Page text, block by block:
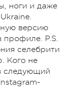
ноги и даже
версию
профиле. P.S.
селебрити
Кого не
следующий